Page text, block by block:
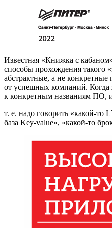
Известная «Книжка с
способы прохождения такого
абстрактные, а не
от успешных компаний. Когда
к конкретным названиям ПО,
т. е. надо говорить «какой‑то
база Key‑value», «какой‑то